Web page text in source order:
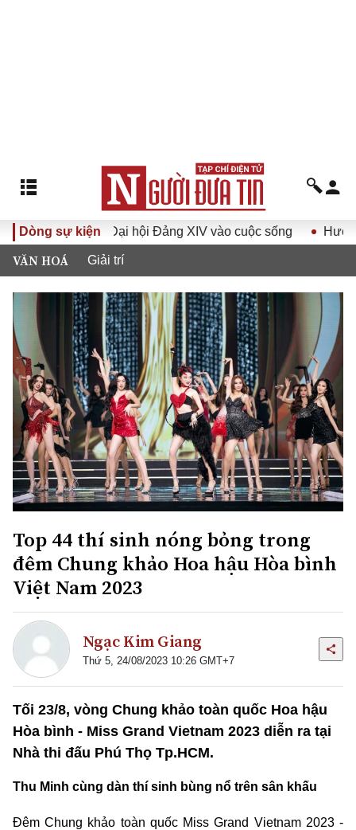
Dòng sự kiện
hội Đảng XIV vào cuộc sống Hướng tới Đại hội đại
VĂN HOÁ Giải trí
Top 44 thí sinh nóng bỏng trong
đêm Chung khảo Hoa hậu Hòa bình
Việt Nam 2023
Ngạc Kim Giang
Thứ 5, 24/08/2023 10:26 GMT+7
Tối 23/8, vòng Chung khảo toàn quốc Hoa hậu
Hòa bình - Miss Grand Vietnam 2023 diễn ra tại
Nhà thi đấu Phú Thọ Tp.HCM.
Thu Minh cùng dàn thí sinh bùng nổ trên sân khấu
Đêm Chung khảo toàn quốc Miss Grand Vietnam 2023 -